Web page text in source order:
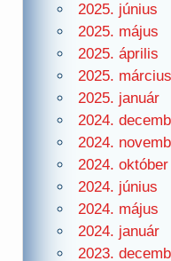
2025. június
2025. május
2025. április
2025. március
2025. január
2024.
2024.
2024. október
2024. június
2024. május
2024. január
2023.